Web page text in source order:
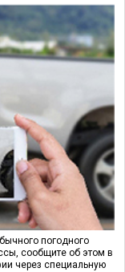
погодного
сообщите об этом в
через специальную